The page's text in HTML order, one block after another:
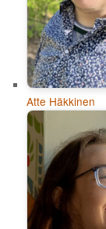
Atte Häkkinen